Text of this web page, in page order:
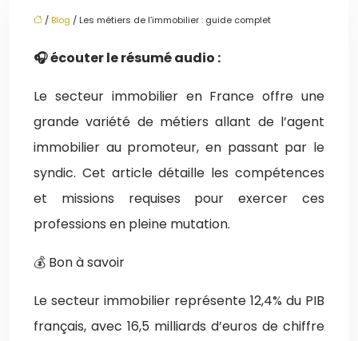
/ Blog / Les métiers de l’immobilier : guide complet
🎧 écouter le résumé audio :
Le secteur immobilier en France offre une
grande variété de métiers allant de l’agent
immobilier au promoteur, en passant par le
syndic. Cet article détaille les compétences
et missions requises pour exercer ces
professions en pleine mutation.
💰 Bon à savoir
Le secteur immobilier représente 12,4% du PIB
français, avec 16,5 milliards d’euros de chiffre